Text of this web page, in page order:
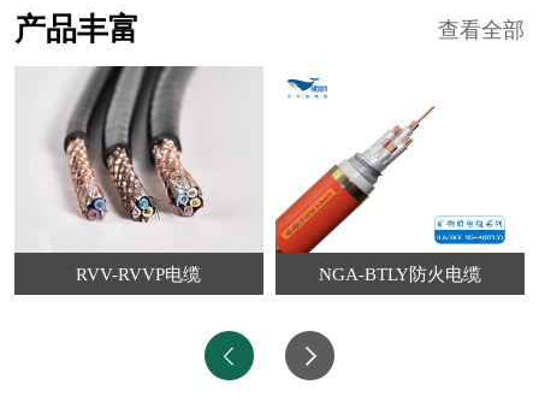
查看全部
产品丰富
RVV-RVVP电缆 NGA-BTLY防火电缆